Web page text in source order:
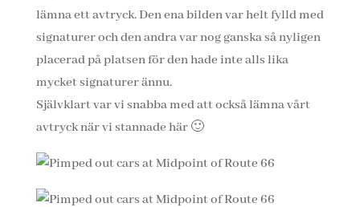
lämna ett avtryck. Den ena bilden var helt fylld med
signaturer och den andra var nog ganska så nyligen
placerad på platsen för den hade inte alls lika
mycket signaturer ännu.
Självklart var vi snabba med att också lämna vårt
avtryck när vi stannade här 🙂